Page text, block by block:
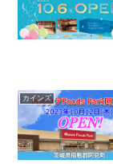
カインズ